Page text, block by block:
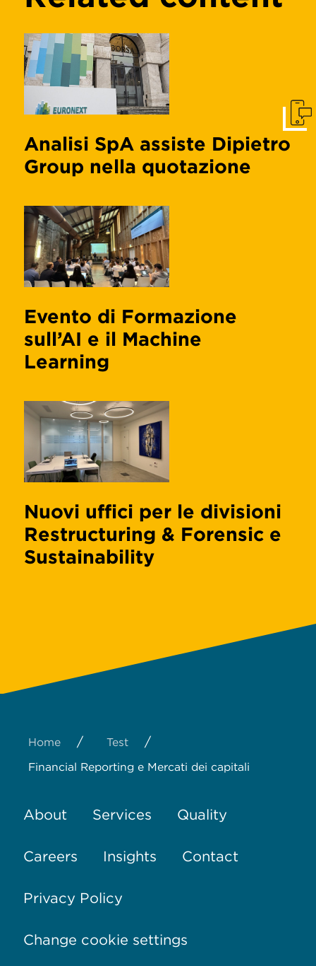
Analisi SpA assiste Dipietro
Group nella quotazione
Evento di Formazione
sull’AI e il Machine
Learning
Nuovi uffici per le divisioni
Restructuring & Forensic e
Sustainability
Home / Test /
Financial Reporting e Mercati dei capitali
About Services Quality
Careers Insights Contact
Privacy Policy
Change cookie settings
Get